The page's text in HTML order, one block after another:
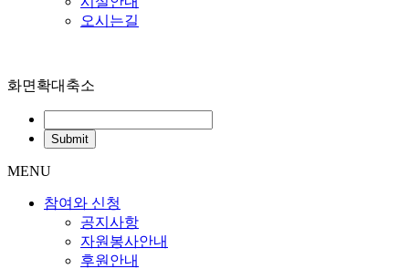
오시는길
화면확대축소
MENU
참여와 신청
공지사항
자원봉사안내
후원안내